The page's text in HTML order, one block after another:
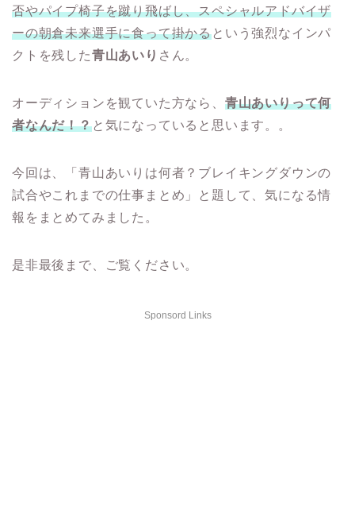
否やパイプ椅子を蹴り飛ばし、スペシャルアドバイザ
ーの朝倉未来選手に食って掛かるという強烈なインパ
クトを残した青山あいり さん。
オーディションを観ていた方なら、 青山あいりって何
者なんだ！？と気になっていると思います。。
今回は、「青山あいりは何者？ブレイキングダウンの
試合やこれまでの仕事まとめ」と題して、気になる情
報をまとめてみました。
是非最後まで、ご覧ください。
Sponsord Links